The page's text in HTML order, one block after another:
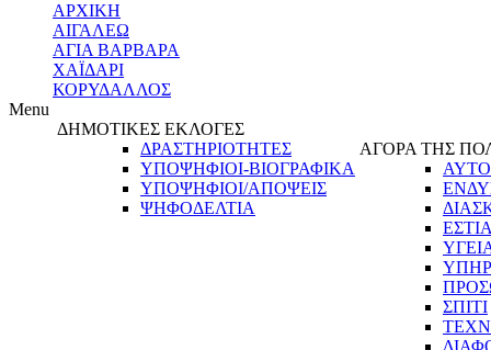
ΑΡΧΙΚΗ
ΑΙΓΑΛΕΩ
ΑΓΙΑ ΒΑΡΒΑΡΑ
ΧΑΪΔΑΡΙ
ΚΟΡΥΔΑΛΛΟΣ
Menu
ΔΗΜΟΤΙΚΕΣ ΕΚΛΟΓΕΣ
ΔΡΑΣΤΗΡΙΟΤΗΤΕΣ
ΥΠΟΨΗΦΙΟΙ-ΒΙΟΓΡΑΦΙΚΑ
ΥΠΟΨΗΦΙΟΙ/ΑΠΟΨΕΙΣ
ΨΗΦΟΔΕΛΤΙΑ
ΑΓΟΡΑ ΤΗΣ
ΣΠΙΤΙ